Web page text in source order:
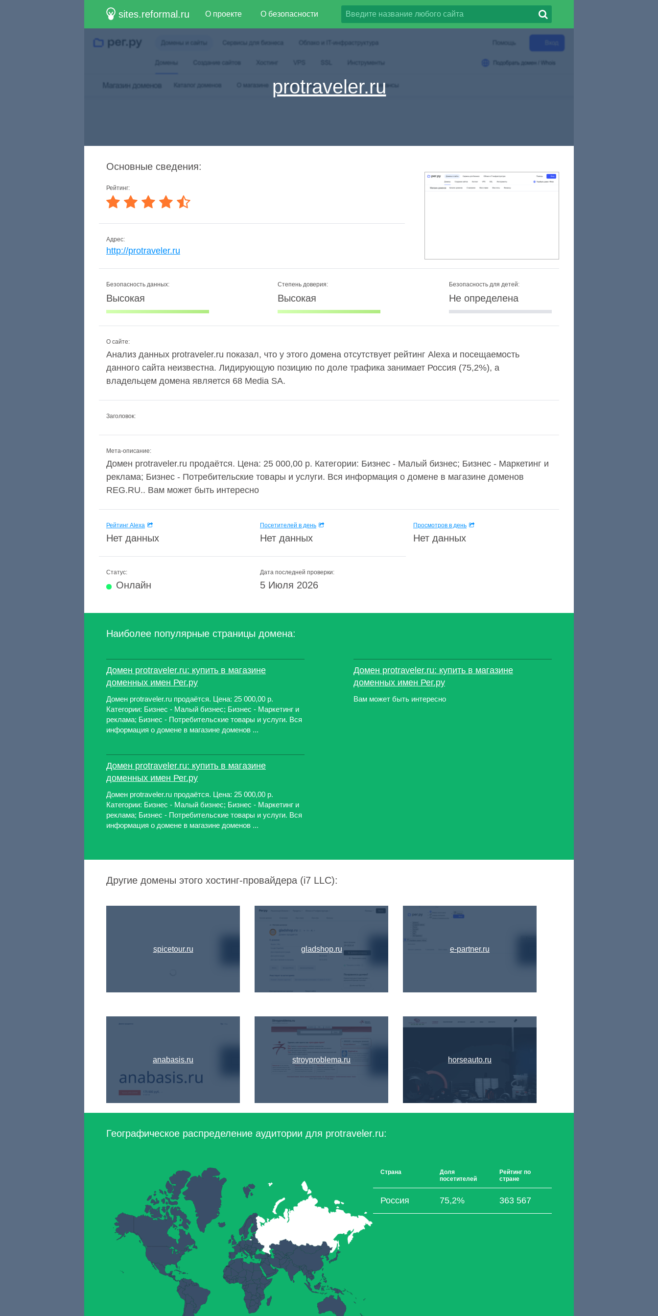
sites.reformal.ru О проекте О безопасности
protraveler.ru
Основные сведения:
Рейтинг:
Адрес:
http://protraveler.ru
Безопасность данных:
Высокая
Степень доверия:
Высокая
Безопасность для детей:
Не определена
О сайте:
Анализ данных protraveler.ru показал, что у этого домена отсутствует рейтинг Alexa и посещаемость
данного сайта неизвестна. Лидирующую позицию по доле трафика занимает Россия (75,2%), а
владельцем домена является 68 Media SA.
Заголовок:
Мета-описание:
Домен protraveler.ru продаётся. Цена: 25 000,00 р. Категории: Бизнес - Малый бизнес; Бизнес - Маркетинг и
реклама; Бизнес - Потребительские товары и услуги. Вся информация о домене в магазине доменов
REG.RU.. Вам может быть интересно
Рейтинг Alexa
Нет данных
Посетителей в день
Нет данных
Просмотров в день
Нет данных
Статус:
Онлайн
Дата последней проверки:
5 Июля 2026
Наиболее популярные страницы домена:
Домен protraveler.ru: купить в магазине
доменных имен Рег.ру
Домен protraveler.ru продаётся. Цена: 25 000,00 р.
Категории: Бизнес - Малый бизнес; Бизнес - Маркетинг и
реклама; Бизнес - Потребительские товары и услуги. Вся
информация о домене в магазине доменов ...
Домен protraveler.ru: купить в магазине
доменных имен Рег.ру
Домен protraveler.ru продаётся. Цена: 25 000,00 р.
Категории: Бизнес - Малый бизнес; Бизнес - Маркетинг и
реклама; Бизнес - Потребительские товары и услуги. Вся
информация о домене в магазине доменов ...
Домен protraveler.ru: купить в магазине
доменных имен Рег.ру
Вам может быть интересно
Другие домены этого хостинг-провайдера (i7 LLC):
spicetour.ru
anabasis.ru
gladshop.ru
stroyproblema.ru
e-partner.ru
horseauto.ru
Географическое распределение аудитории для protraveler.ru:
Страна
Доля
посетителей
Рейтинг по
стране
Россия 75,2% 363 567